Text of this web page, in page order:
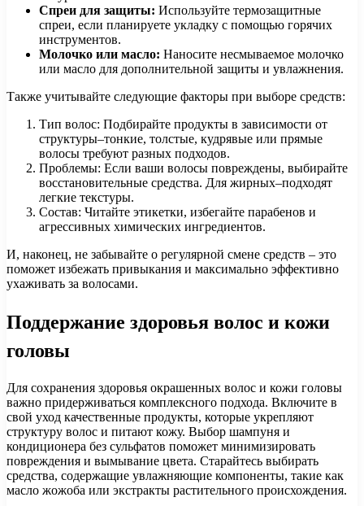
Спреи для защиты: Используйте термозащитные
спреи, если планируете укладку с помощью горячих
инструментов.
Молочко или масло: Наносите несмываемое молочко
или масло для дополнительной защиты и увлажнения.
Также учитывайте следующие факторы при выборе средств:
Тип волос: Подбирайте продукты в зависимости от
структуры–тонкие, толстые, кудрявые или прямые
волосы требуют разных подходов.
Проблемы: Если ваши волосы повреждены, выбирайте
восстановительные средства. Для жирных–подходят
легкие текстуры.
Состав: Читайте этикетки, избегайте парабенов и
агрессивных химических ингредиентов.
И, наконец, не забывайте о регулярной смене средств – это
поможет избежать привыкания и максимально эффективно
ухаживать за волосами.
Поддержание здоровья волос и кожи
головы
Для сохранения здоровья окрашенных волос и кожи головы
важно придерживаться комплексного подхода. Включите в
свой уход качественные продукты, которые укрепляют
структуру волос и питают кожу. Выбор шампуня и
кондиционера без сульфатов поможет минимизировать
повреждения и вымывание цвета. Старайтесь выбирать
средства, содержащие увлажняющие компоненты, такие как
масло жожоба или экстракты растительного происхождения.